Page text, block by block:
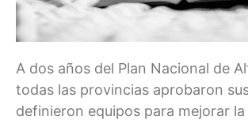
A dos años del Plan Nacional de
todas las provincias aprobaron
definieron equipos para mejorar